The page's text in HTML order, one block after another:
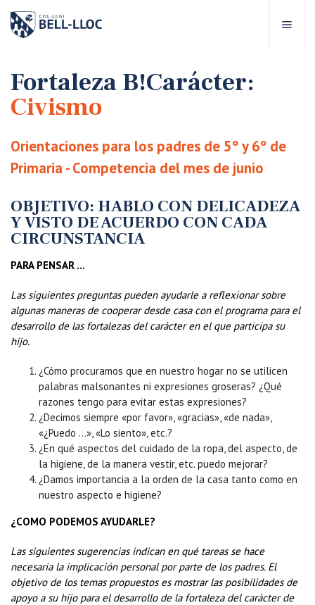
Bell-lloc
Educativo
educativas
Escolares
Bell-lloc
Fortaleza B!Carácter:
Civismo
Orientaciones para los padres de 5º y 6º de
Primaria - Competencia del mes de junio
OBJETIVO: HABLO CON DELICADEZA
Y VISTO DE ACUERDO CON CADA
CIRCUNSTANCIA
PARA PENSAR …
Las siguientes preguntas pueden ayudarle a reflexionar sobre
algunas maneras de cooperar desde casa con el programa para el
desarrollo de las fortalezas del carácter en el que participa su
hijo.
¿Cómo procuramos que en nuestro hogar no se utilicen
palabras malsonantes ni expresiones groseras? ¿Qué
razones tengo para evitar estas expresiones?
¿Decimos siempre «por favor», «gracias», «de nada»,
«¿Puedo …», «Lo siento», etc.?
¿En qué aspectos del cuidado de la ropa, del aspecto, de
la higiene, de la manera vestir, etc. puedo mejorar?
¿Damos importancia a la orden de la casa tanto como en
nuestro aspecto e higiene?
¿COMO PODEMOS AYUDARLE?
Las siguientes sugerencias indican en qué tareas se hace
necesaria la implicación personal por parte de los padres. El
objetivo de los temas propuestos es mostrar las posibilidades de
apoyo a su hijo para el desarrollo de la fortaleza del carácter de